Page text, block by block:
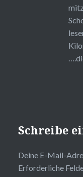
Schreibe
Deine E-Mail-
Erforderliche